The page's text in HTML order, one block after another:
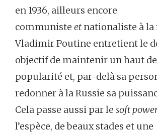
en 1936, ailleurs encore
communiste et nationaliste à la
Vladimir Poutine entretient le
objectif de maintenir un haut
popularité et, par-delà sa
redonner à la Russie sa
Cela passe aussi par le soft
l’espèce, de beaux stades et une